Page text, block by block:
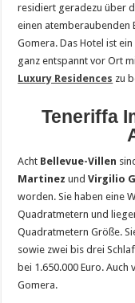
residiert geradezu über
einen atemberaubenden
Gomera. Das Hotel ist
ganz entspannt vor Ort
Luxury Residences zu
Teneriffa
Acht Bellevue-Villen
Martinez undVirgilio
worden. Sie haben eine
Quadratmetern und
Quadratmetern Größe.
sowie zwei bis drei
bei 1.650.000 Euro. Auch
Gomera.